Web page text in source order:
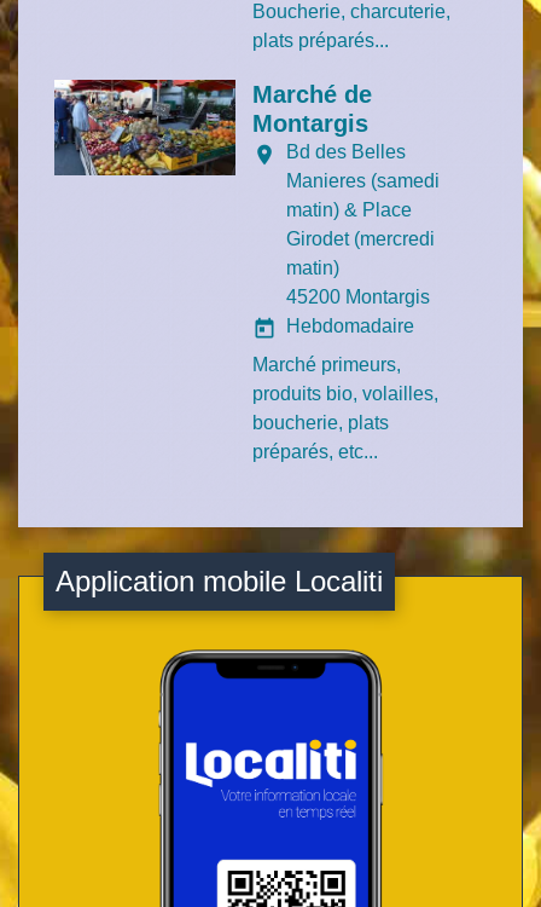
Boucherie, charcuterie,
plats préparés...
Marché de
Montargis
location_on
Bd des Belles
Manieres (samedi
matin) & Place
Girodet (mercredi
matin)
45200 Montargis
today
Hebdomadaire
Marché primeurs,
produits bio, volailles,
boucherie, plats
préparés, etc...
Application mobile Localiti